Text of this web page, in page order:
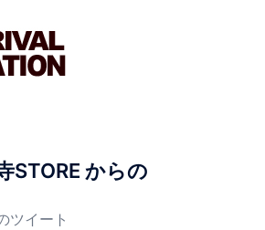
STORE からの
ツイート